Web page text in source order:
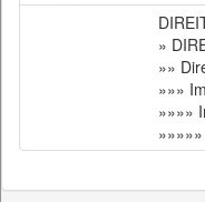
»
»»
»»»
»»»»